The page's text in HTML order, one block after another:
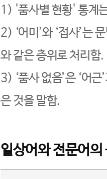
1) '품사별 현황' 통계
2) ‘어미’와 ‘접사’는
와 같은 층위로 처리함.
3) ‘품사 없음’은 ‘어
은 것을 말함.
일상어와 전문어의